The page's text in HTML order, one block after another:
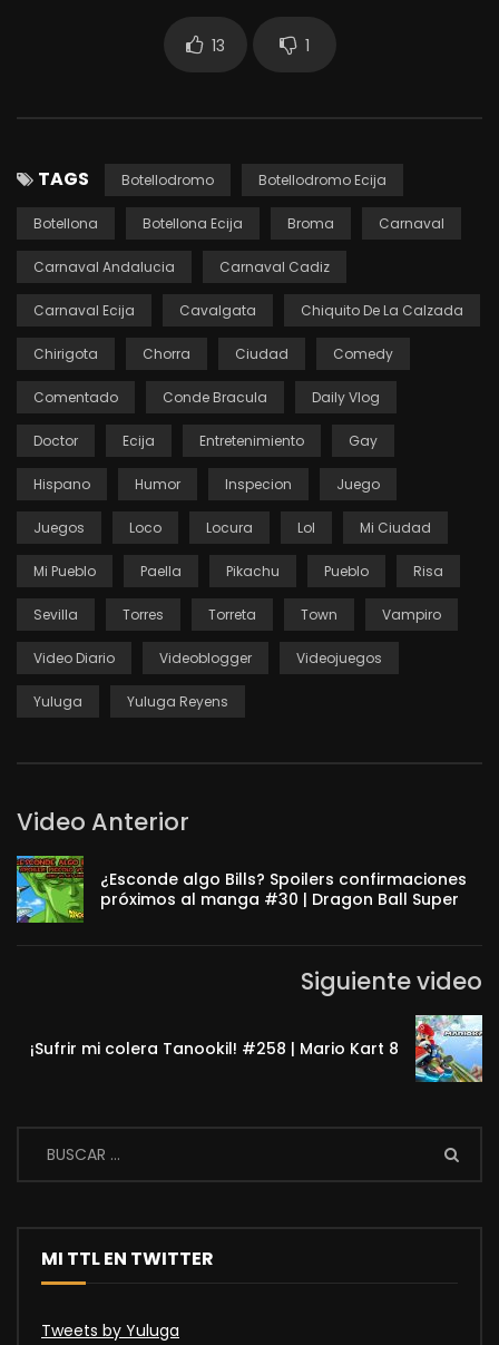
13 1
TAGS Botellodromo Botellodromo Ecija
Botellona Botellona Ecija Broma Carnaval
Carnaval Andalucia Carnaval Cadiz
Carnaval Ecija Cavalgata Chiquito De La Calzada
Chirigota Chorra Ciudad Comedy
Comentado Conde Bracula Daily Vlog
Doctor Ecija Entretenimiento Gay
Hispano Humor Inspecion Juego
Juegos Loco Locura Lol Mi Ciudad
Mi Pueblo Paella Pikachu Pueblo Risa
Sevilla Torres Torreta Town Vampiro
Video Diario Videoblogger Videojuegos
Yuluga Yuluga Reyens
Video Anterior
¿Esconde algo Bills? Spoilers confirmaciones
próximos al manga #30 | Dragon Ball Super
Siguiente video
¡Sufrir mi colera Tanookil! #258 | Mario Kart 8
MI TTL EN TWITTER
Tweets by Yuluga